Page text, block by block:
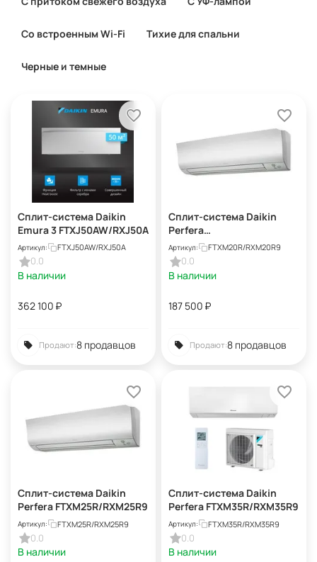
Со встроенным Wi-Fi Тихие для спальни
Черные и темные
Сплит-система Daikin
Emura 3 FTXJ50AW/RXJ50A
Артикул: FTXJ50AW/RXJ50A
0.0
В наличии
362 100 ₽
Продают:8 продавцов
Сплит-система Daikin
Perfera
FTXM20R/RXM20R9
Артикул: FTXM20R/RXM20R9
0.0
В наличии
187 500 ₽
Продают:8 продавцов
Сплит-система Daikin
Perfera FTXM25R/RXM25R9
Артикул: FTXM25R/RXM25R9
0.0
В наличии
Сплит-система Daikin
Perfera FTXM35R/RXM35R9
Артикул: FTXM35R/RXM35R9
0.0
В наличии